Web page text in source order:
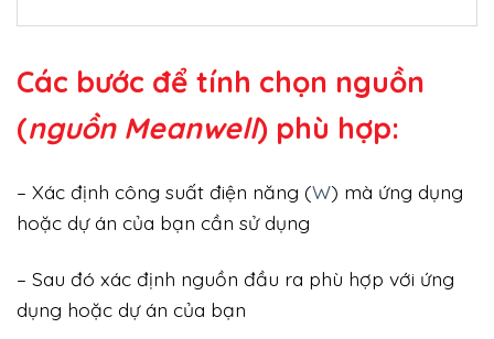
Các bước để tính chọn nguồn
(nguồn Meanwell) phù hợp:
– Xác định công suất điện năng (W) mà ứng dụng
hoặc dự án của bạn cần sử dụng
– Sau đó xác định nguồn đầu ra phù hợp với ứng
dụng hoặc dự án của bạn